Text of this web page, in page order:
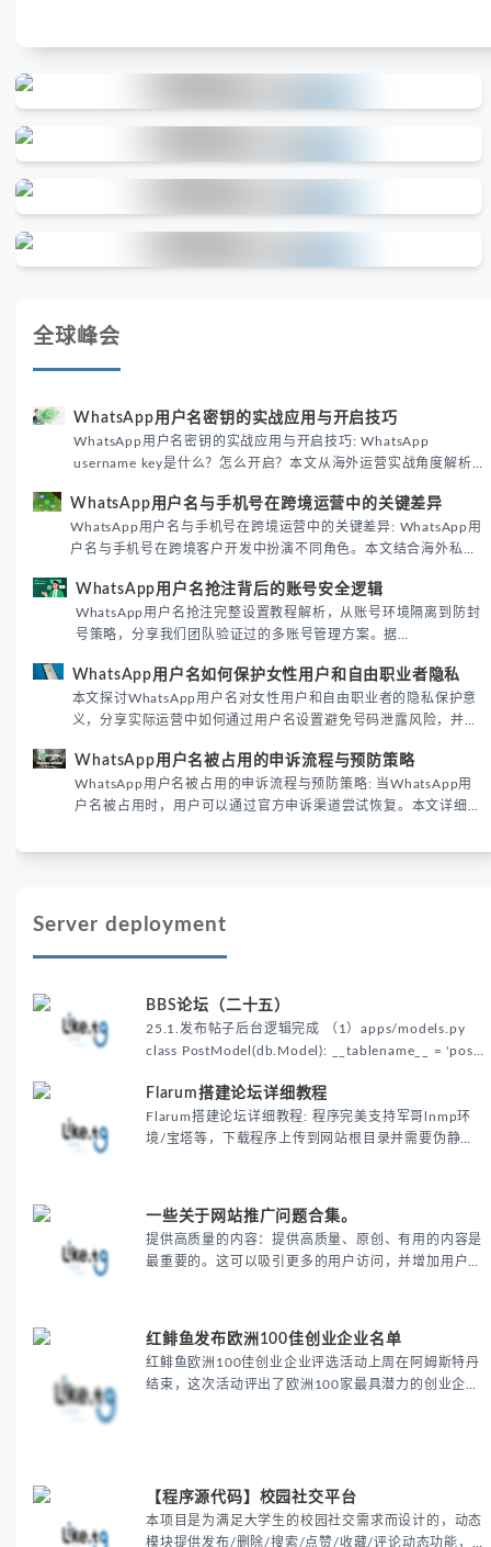
全球峰会
WhatsApp用户名密钥的实战应用与开启技巧
WhatsApp用户名密钥的实战应用与开启技巧: WhatsApp
username key是什么？怎么开启？本文从海外运营实战角度解析
境团队高效触达目标客户。
WhatsApp用户名与手机号在跨境运营中的关键差异
WhatsApp用户名与手机号在跨境运营中的关键差异: WhatsApp用
户名与手机号在跨境客户开发中扮演不同角色。本文结合海外私域
际差异，帮助团队优化WhatsApp营销策略。
WhatsApp用户名抢注背后的账号安全逻辑
WhatsApp用户名抢注完整设置教程解析，从账号环境隔离到防封
号策略，分享我们团队验证过的多账号管理方案。据
性直接影响转化率。
WhatsApp用户名如何保护女性用户和自由职业者隐私
本文探讨WhatsApp用户名对女性用户和自由职业者的隐私保护意
义，分享实际运营中如何通过用户名设置避免号码泄露风险，并提
已成为全球数字沟通的首要考量。
WhatsApp用户名被占用的申诉流程与预防策略
WhatsApp用户名被占用的申诉流程与预防策略: 当WhatsApp用
户名被占用时，用户可以通过官方申诉渠道尝试恢复。本文详细解
账号安全。
Server deployment
BBS论坛（二十五）
25.1.发布帖子后台逻辑完成 （1）apps/models.py
class PostModel(db.Model): __tablename__ = 'post'
autoincrement=True)
Flarum搭建论坛详细教程
Flarum搭建论坛详细教程: 程序完美支持军哥lnmp环
境/宝塔等，下载程序上传到网站根目录并需要伪静态
一些关于网站推广问题合集。
提供高质量的内容：提供高质量、原创、有用的内容是
最重要的。这可以吸引更多的用户访问，并增加用户留
站的权重。
红鲱鱼发布欧洲100佳创业企业名单
红鲱鱼欧洲100佳创业企业评选活动上周在阿姆斯特丹
结束，这次活动评出了欧洲100家最具潜力的创业企
论坛讨论结束，企业开始.
【程序源代码】校园社交平台
本项目是为满足大学生的校园社交需求而设计的，动态
模块提供发布/删除/搜索/点赞/收藏/评论动态功能，